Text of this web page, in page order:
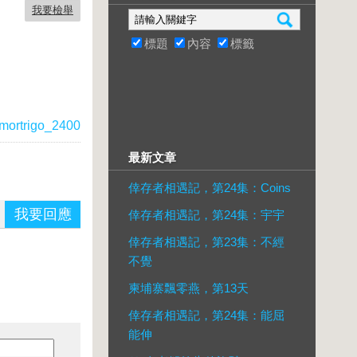
我要檢舉
我要回應
標題 內容 標籤
最新文章
倖存者相遇記，第24集：Coins
倖存者相遇記，第24集：宇宇
倖存者相遇記，第23集：不經
不覺
柬埔寨飄零燕，第13天
倖存者相遇記，第24集：能屈
能伸